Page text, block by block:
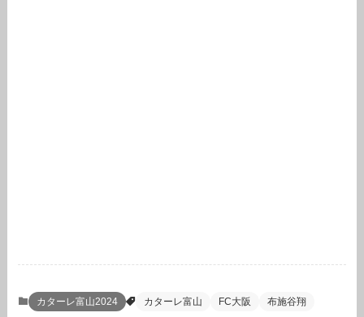
カターレ富山2024 カターレ富山 FC大阪 布施谷翔